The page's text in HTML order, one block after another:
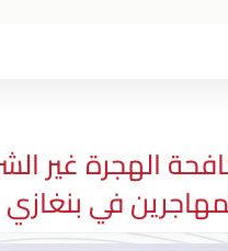
الهجرة غير
في بنغازي